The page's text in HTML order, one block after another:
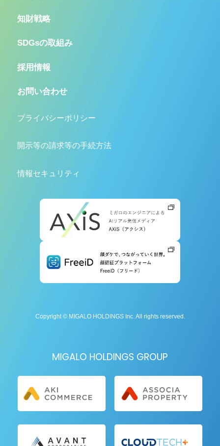
知財戦略
SDGsの取組み
採用情報
お問い合わせ
プライバシーポリシー
開示等の請求等の手続方法
情報セキュリティ
Copyright © MIGALO HOLDINGS Inc. All rights reserved.
MIGALO HOLDINGS GROUP